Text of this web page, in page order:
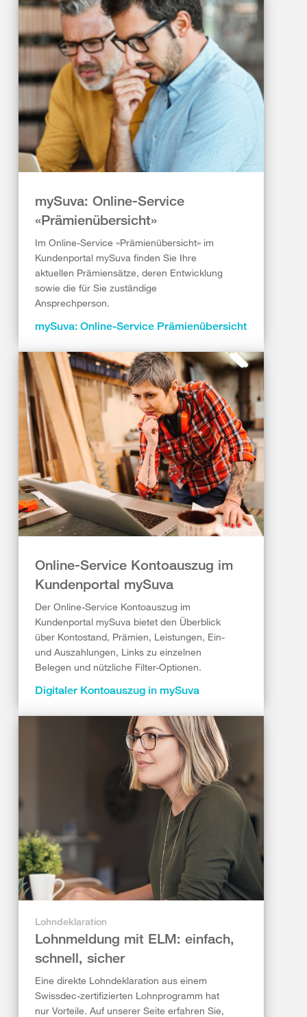
mySuva: Online-Service
«Prämienübersicht»
Im Online-Service «Prämienübersicht» im
Kundenportal mySuva finden Sie Ihre
aktuellen Prämiensätze, deren Entwicklung
sowie die für Sie zuständige
Ansprechperson.
mySuva: Online-Service Prämienübersicht
Online-Service Kontoauszug im
Kundenportal mySuva
Der Online-Service Kontoauszug im
Kundenportal mySuva bietet den Überblick
über Kontostand, Prämien, Leistungen, Ein-
und Auszahlungen, Links zu einzelnen
Belegen und nützliche Filter-Optionen.
Digitaler Kontoauszug in mySuva
Lohndeklaration
Lohnmeldung mit ELM: einfach,
schnell, sicher
Eine direkte Lohndeklaration aus einem
Swissdec-zertifizierten Lohnprogramm hat
nur Vorteile. Auf unserer Seite erfahren Sie,